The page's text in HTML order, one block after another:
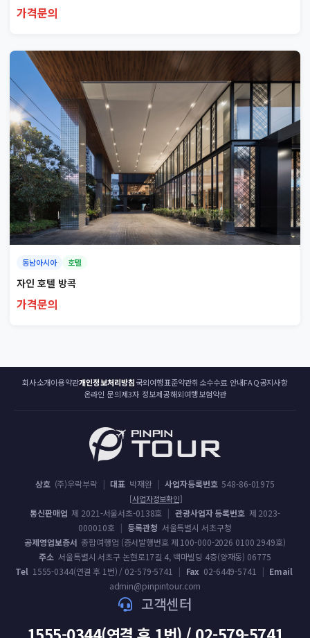
가격문의
동남아시아 호텔
자인 호텔 방콕
가격문의
회사소개이용약관개인정보처리방침국외여행표준약관취소수수료 안내FAQ공지사항
온라인 문의제3자 정보제공해외여행보험약관
상호 (주)우락부락 | 대표 박재완 | 사업자등록번호 548-86-01975
[사업자정보확인]
통신판매업 제 2021-서울서초-0138호 | 관광사업자 등록번호 제 2023-
000010호 | 등록관청 서울특별시 서초구청
공제영업보증서 종합여행업 (증서발행번호 제 100-000-2026 0100 2949호)
주소 서울특별시 서초구 논현로17길 4, 백마빌딩 4층(양재동) 06775
Tel 1555-0344(연결 후 1번) / 02-579-5741 | Fax 02-6449-5741 | Email
admin@pinpintour.com
고객센터